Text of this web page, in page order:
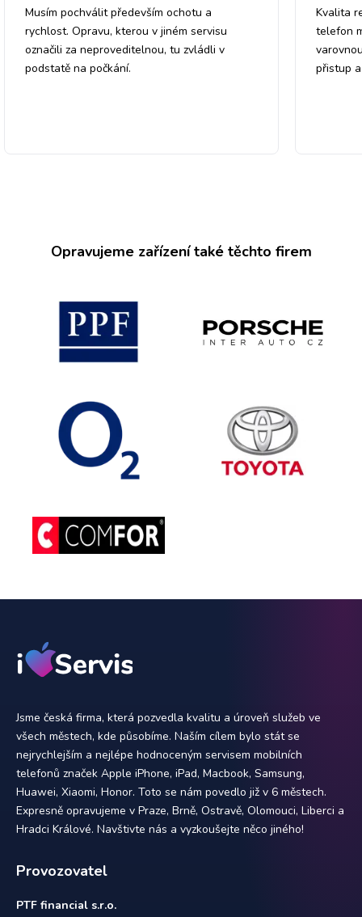
Musím pochválit především ochotu a
rychlost. Opravu, kterou v jiném servisu
označili za neproveditelnou, tu zvládli v
podstatě na počkání.
Kvalita
telefon
přistup
Opravujeme zařízení také těchto firem
Jsme česká firma, která pozvedla kvalitu a úroveň služeb ve
všech městech, kde působíme. Naším cílem bylo stát se
nejrychlejším a nejlépe hodnoceným servisem mobilních
telefonů značek Apple iPhone, iPad, Macbook, Samsung,
Huawei, Xiaomi, Honor. Toto se nám povedlo již v 6 městech.
Expresně opravujeme v Praze, Brně, Ostravě, Olomouci, Liberci a
Hradci Králové. Navštivte nás a vyzkoušejte něco jiného!
Provozovatel
PTF financial s.r.o.